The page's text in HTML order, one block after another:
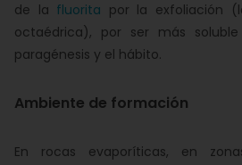
de la fluorita por la exfoliación
octaédrica), por ser más
paragénesis y el hábito.
Ambiente de formación
En rocas evaporíticas, en